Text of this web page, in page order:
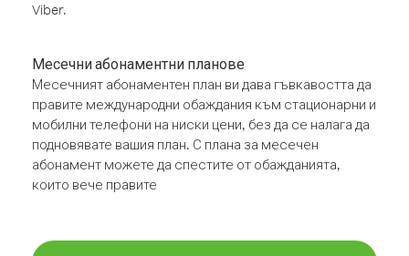
Viber.
Месечни абонаментни планове
Месечният абонаментен план ви дава гъвкавостта да
правите международни обаждания към стационарни и
мобилни телефони на ниски цени, без да се налага да
подновявате вашия план. С плана за месечен
абонамент можете да спестите от обажданията,
които вече правите